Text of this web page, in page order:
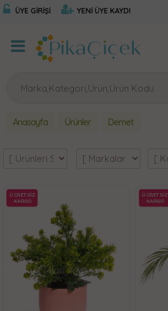
YENİ ÜYE KAYDI
ÜYE GİRİŞİ
Anasayfa Ürünler Demet
ÜCRETSİZ
KARGO
ÜCRETSİZ
KARGO